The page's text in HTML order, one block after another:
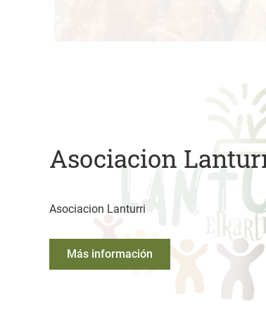
Asociacion
Asociacion Lanturri
Más información